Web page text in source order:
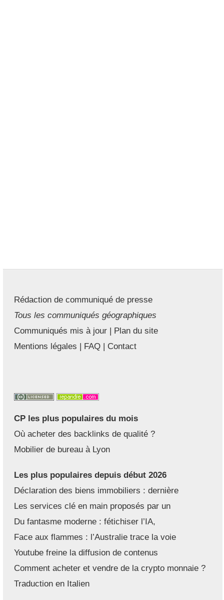
Rédaction de communiqué de presse
Tous les communiqués géographiques
Communiqués mis à jour | Plan du site
Mentions légales | FAQ | Contact
CP les plus populaires du mois
Où acheter des backlinks de qualité ?
Mobilier de bureau à Lyon
Les plus populaires depuis début 2026
Déclaration des biens immobiliers : dernière
Les services clé en main proposés par un
Du fantasme moderne : fétichiser l’IA,
Face aux flammes : l’Australie trace la voie
Youtube freine la diffusion de contenus
Comment acheter et vendre de la crypto monnaie ?
Traduction en Italien